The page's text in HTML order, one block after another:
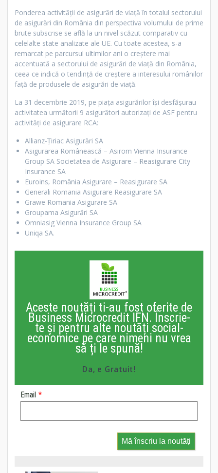
Ponderea activității de asigurări de viață în totalul sectorului
de asigurări din România din perspectiva volumului de prime
brute subscrise se află la un nivel scăzut comparativ cu
celelalte state analizate ale UE. Cu toate acestea, s-a
remarcat pe parcursul ultimilor ani o creștere mai
accentuată a sectorului de asigurări de viață din România,
ceea ce indică o tendință de creștere a interesului românilor
față de produsele de asigurări de viață.
La 31 decembrie 2019, pe piața asigurărilor își desfășurau
activitatea următorii 9 asigurători autorizați de ASF pentru
activități de asigurare RCA:
Allianz-Ţiriac Asigurări SA
Asigurarea Românească – Asirom Vienna Insurance
Group SA Societatea de Asigurare – Reasigurare City
Insurance SA
Euroins, România Asigurare – Reasigurare SA
Generali Romania Asigurare Reasigurare SA
Grawe Romania Asigurare SA
Groupama Asigurări SA
Omniasig Vienna Insurance Group SA
Uniqa SA.
Aceste noutăți ti-au fost oferite de
Business Microcredit IFN. Înscrie-
te și pentru alte noutăți social-
economice pe care nimeni nu vrea
să ți le spună!
Da, e Gratuit!
Email *
Mă înscriu la noutăți